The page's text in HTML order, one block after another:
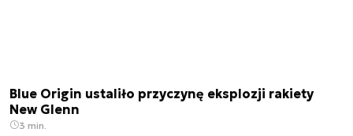
Blue Origin ustaliło przyczynę eksplozji rakiety
New Glenn
3 min.